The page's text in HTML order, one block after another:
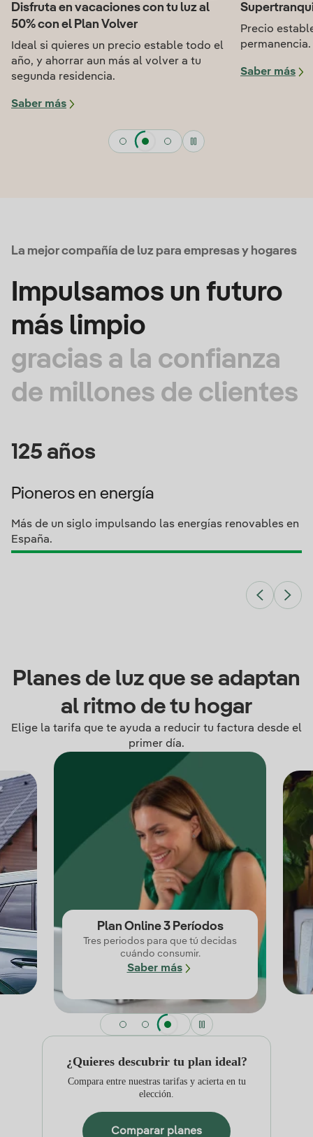
Disfruta en vacaciones con tu luz al
50% con el Plan Volver
Ideal si quieres un precio estable todo el
año, y ahorrar aun más al volver a tu
segunda residencia.
Saber más
Precio
permanencia.
Saber más
La mejor compañía de luz para empresas y hogares
Impulsamos un futuro
más limpio
gracias a la confianza
de millones de clientes
125 años
Pioneros en energía
Más de un siglo impulsando las energías renovables en
España.
Planes de luz que se adaptan
al ritmo de tu hogar
Elige la tarifa que te ayuda a reducir tu factura desde el
primer día.
Plan Online 3 Períodos
Tres periodos para que tú decidas
cuándo consumir.
Saber más
¿Quieres descubrir tu plan ideal?
Compara entre nuestras tarifas y acierta en tu
elección.
Comparar planes